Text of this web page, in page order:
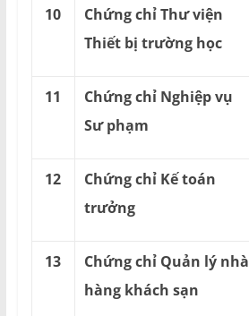
10
Chứng chỉ Thư viện
Thiết bị trường học
11
Chứng chỉ Nghiệp vụ
Sư phạm
12
Chứng chỉ Kế toán
trưởng
13
Chứng chỉ Quản lý nhà
hàng khách sạn